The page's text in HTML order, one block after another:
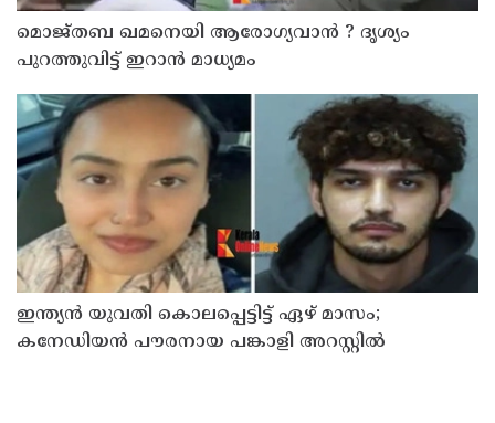
മൊജ്തബ ഖമനെയി ആരോഗ്യവാന്‍ ? ദൃശ്യം
പുറത്തുവിട്ട് ഇറാന്‍ മാധ്യമം
ഇന്ത്യന്‍ യുവതി കൊലപ്പെട്ടിട്ട് ഏഴ് മാസം;
കനേഡിയന്‍ പൗരനായ പങ്കാളി അറസ്റ്റില്‍